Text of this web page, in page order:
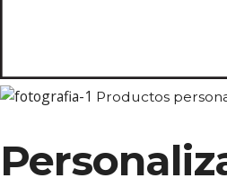
Productos